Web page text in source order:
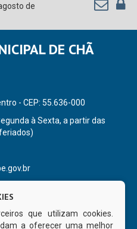
de
DE CHÃ
- CEP: 55.636-000
à Sexta, a partir das
PAGEque utilizam cookies.
a oferecer uma melhor